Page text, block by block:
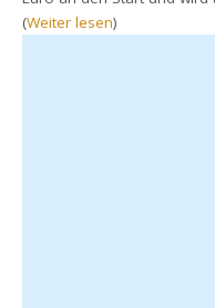
(Weiter lesen)